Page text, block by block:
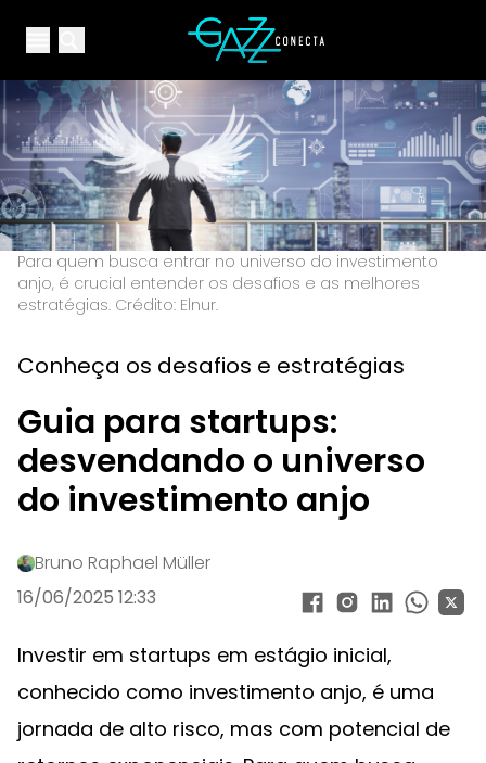
Open main menuYour Company
Para quem busca entrar no universo do investimento
anjo, é crucial entender os desafios e as melhores
estratégias. Crédito: Elnur.
Conheça os desafios e estratégias
Guia para startups:
desvendando o universo
do investimento anjo
Bruno Raphael Müller
16/06/2025 12:33
Investir em startups em estágio inicial,
conhecido como investimento anjo, é uma
jornada de alto risco, mas com potencial de